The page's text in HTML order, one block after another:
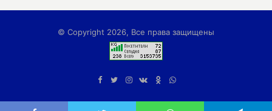
© Copyright 2026, Все права защищены